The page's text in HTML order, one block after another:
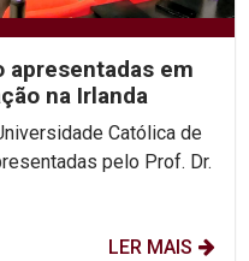
apresentadas em
na Irlanda
Católica de
pelo Prof. Dr.
LER MAIS